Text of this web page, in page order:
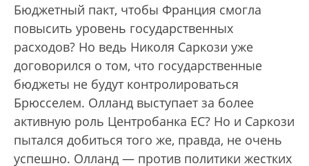
Бюджетный пакт, чтобы Франция смогла
повысить уровень государственных
расходов? Но ведь Николя Саркози уже
договорился о том, что государственные
бюджеты не будут контролироваться
Брюсселем. Олланд выступает за более
активную роль Центробанка ЕС? Но и Саркози
пытался добиться того же, правда, не очень
успешно. Олланд — против политики жестких